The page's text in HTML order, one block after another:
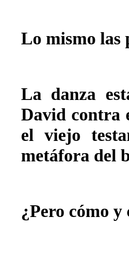
Lo mismo las
La danza
David contra
el viejo
metáfora del
¿Pero cómo